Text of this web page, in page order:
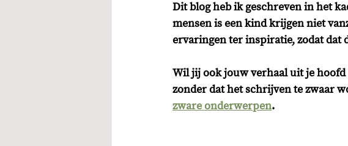
Dit blog heb ik geschreven in het
mensen is een kind krijgen niet
ervaringen ter inspiratie, zodat dat
Wil jij ook jouw verhaal uit je
zonder dat het schrijven te zwaar
zware onderwerpen.